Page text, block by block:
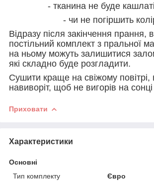
- тканина не буде
- чи не погіршить
Відразу після закінчення прання,
постільний комплект з пральної
на ньому можуть залишитися
які складно буде розгладити.
Сушити краще на свіжому повітрі,
навиворіт, щоб не вигорів на сонці
Приховати
Характеристики
Основні
Тип комплекту
Євро